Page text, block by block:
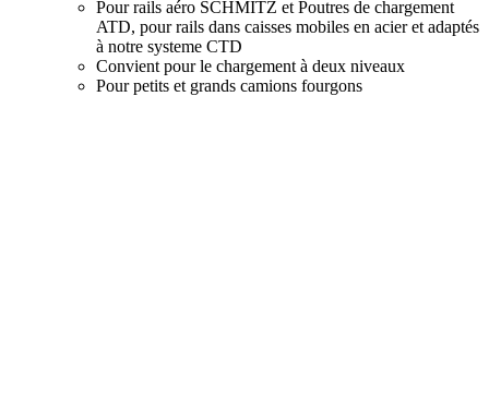
Pour rails aéro SCHMITZ et Poutres de chargement
ATD, pour rails dans caisses mobiles en acier et adaptés
à notre systeme CTD
Convient pour le chargement à deux niveaux
Pour petits et grands camions fourgons